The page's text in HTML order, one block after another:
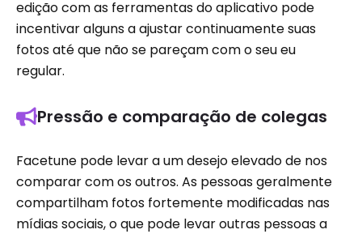
edição com as ferramentas do aplicativo pode
incentivar alguns a ajustar continuamente suas
fotos até que não se pareçam com o seu eu
regular.
Pressão e comparação de colegas
Facetune pode levar a um desejo elevado de nos
comparar com os outros. As pessoas geralmente
compartilham fotos fortemente modificadas nas
mídias sociais, o que pode levar outras pessoas a